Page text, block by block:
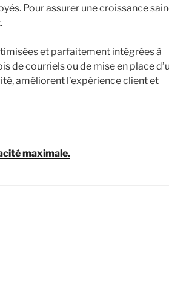
Pour assurer une croissance
et parfaitement intégrées à
de courriels ou de mise en place
améliorent l’expérience client et
maximale.